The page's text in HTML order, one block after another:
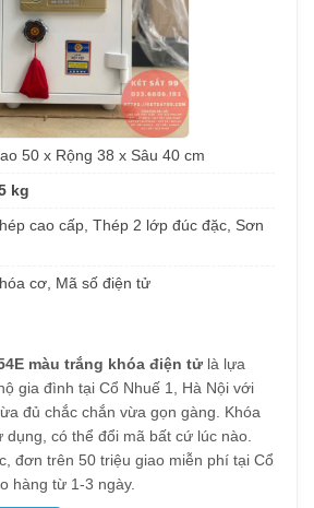
50 x Rộng 38 x Sâu 40 cm
kg
cao cấp, Thép 2 lớp đúc đặc, Sơn
cơ, Mã số điện tử
màu trắng khóa điện tửlà lựa
gia đình tại Cổ Nhuế 1, Hà Nội với
đủ chắc chắn vừa gọn gàng. Khóa
có thể đổi mã bất cứ lúc nào.
đơn trên 50 triệu giao miễn phí tại Cổ
hàng từ 1-3 ngày.